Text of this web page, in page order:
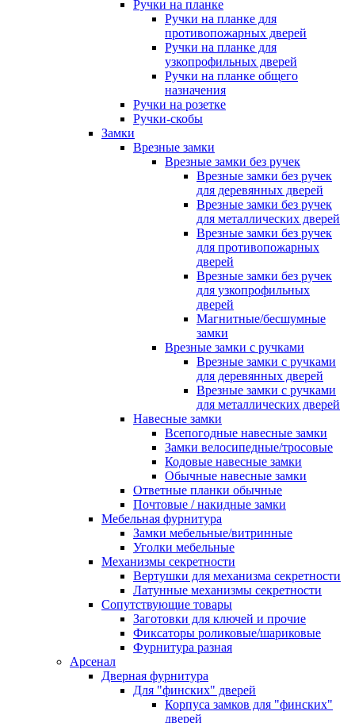
Ручки на планке
Ручки на планке для
противопожарных дверей
Ручки на планке для
узкопрофильных дверей
Ручки на планке общего
назначения
Ручки на розетке
Ручки-скобы
Замки
Врезные замки
Врезные замки без ручек
Врезные замки без ручек
для деревянных дверей
Врезные замки без ручек
для металлических дверей
Врезные замки без ручек
для противопожарных
дверей
Врезные замки без ручек
для узкопрофильных
дверей
Магнитные/бесшумные
замки
Врезные замки с ручками
Врезные замки с ручками
для деревянных дверей
Врезные замки с ручками
для металлических дверей
Навесные замки
Всепогодные навесные замки
Замки велосипедные/тросовые
Кодовые навесные замки
Обычные навесные замки
Ответные планки обычные
Почтовые / накидные замки
Мебельная фурнитура
Замки мебельные/витринные
Уголки мебельные
Механизмы секретности
Вертушки для механизма секретности
Латунные механизмы секретности
Сопутствующие товары
Заготовки для ключей и прочие
Фиксаторы роликовые/шариковые
Фурнитура разная
Арсенал
Дверная фурнитура
Для "финских" дверей
Корпуса замков для "финских"
дверей